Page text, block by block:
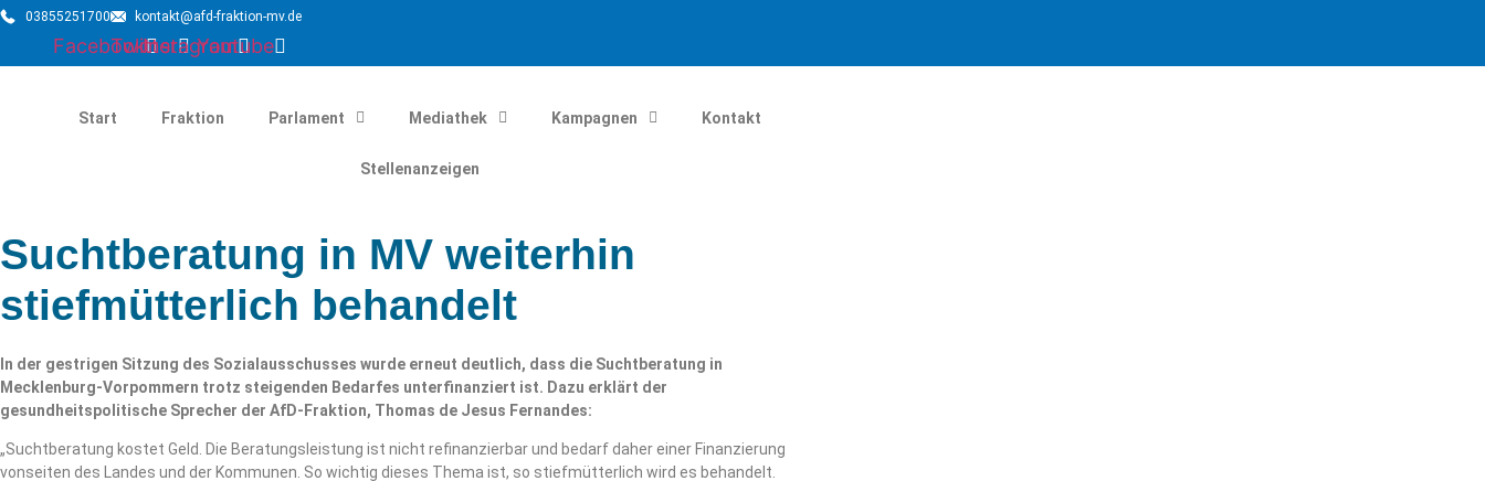
03855251700 kontakt@afd-fraktion-mv.de
FacebookTwitterInstagramYoutube
Start Fraktion Parlament Mediathek Kampagnen Kontakt
Stellenanzeigen
Suchtberatung in MV weiterhin
stiefmütterlich behandelt
In der gestrigen Sitzung des Sozialausschusses wurde erneut deutlich, dass die Suchtberatung in
Mecklenburg-Vorpommern trotz steigenden Bedarfes unterfinanziert ist. Dazu erklärt der
gesundheitspolitische Sprecher der AfD-Fraktion, Thomas de Jesus Fernandes:
„Suchtberatung kostet Geld. Die Beratungsleistung ist nicht refinanzierbar und bedarf daher einer Finanzierung
vonseiten des Landes und der Kommunen. So wichtig dieses Thema ist, so stiefmütterlich wird es behandelt.